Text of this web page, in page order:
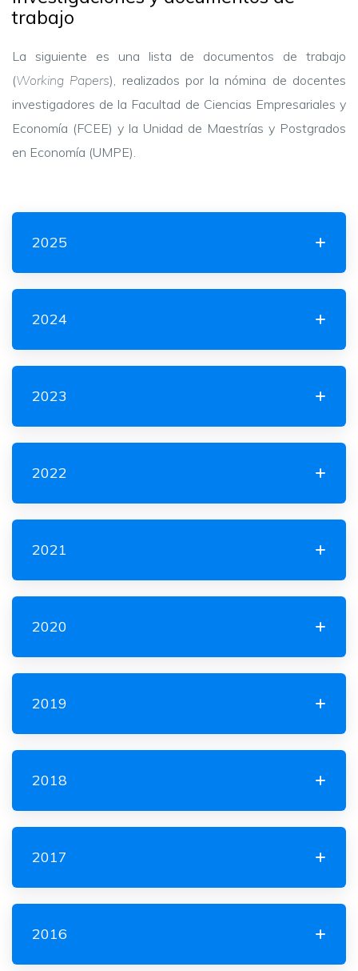
trabajo
La siguiente es una lista de documentos de trabajo
(Working Papers), realizados por la nómina de docentes
investigadores de la Facultad de Ciencias Empresariales y
Economía (FCEE) y la Unidad de Maestrías y Postgrados
en Economía (UMPE).
2025
2024
2023
2022
2021
2020
2019
2018
2017
2016